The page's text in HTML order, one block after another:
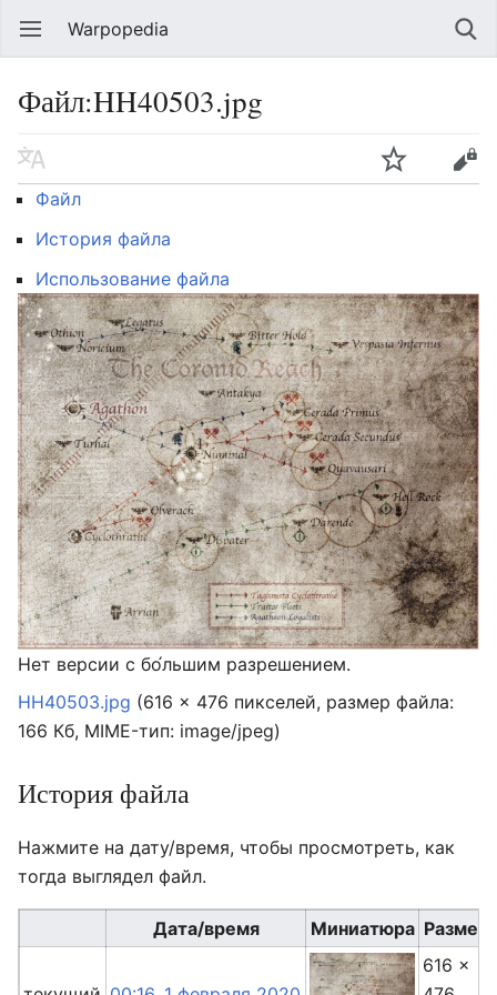
Warpopedia
Файл:HH40503.jpg
Файл
История файла
Использование файла
Нет версии с бо́льшим разрешением.
HH40503.jpg (616 × 476 пикселей, размер файла:
166 Кб, MIME-тип: image/jpeg)
История файла
Нажмите на дату/время, чтобы просмотреть, как
тогда выглядел файл.
Дата/время Миниатюра
616 ×